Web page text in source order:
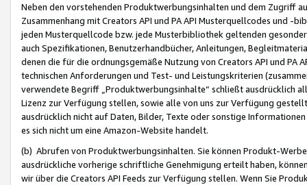
Neben den vorstehenden Produktwerbungsinhalten und dem Zugriff
Zusammenhang mit Creators API und PA API Musterquellcodes und
jeden Musterquellcode bzw. jede Musterbibliothek geltenden
auch Spezifikationen, Benutzerhandbücher, Anleitungen,
denen die für die ordnungsgemäße Nutzung von Creators API und PA
technischen Anforderungen und Test- und Leistungskriterien
verwendete Begriff „Produktwerbungsinhalte“ schließt ausdrücklich
Lizenz zur Verfügung stellen, sowie alle von uns zur Verfügung
ausdrücklich nicht auf Daten, Bilder, Texte oder sonstige
es sich nicht um eine Amazon-Website handelt.
(b) Abrufen von Produktwerbungsinhalten. Sie können Produkt-
ausdrückliche vorherige schriftliche Genehmigung erteilt haben,
wir über die Creators API Feeds zur Verfügung stellen. Wenn Sie